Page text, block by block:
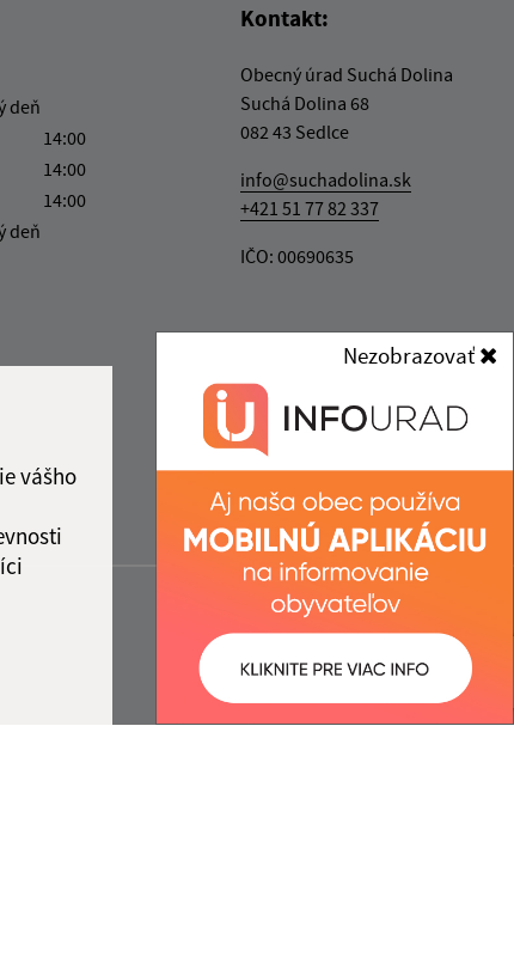
vášho
Nezobrazovať
deň
14:00
14:00
14:00
deň
Kontakt:
Obecný úrad Suchá Dolina
Suchá Dolina 68
082 43 Sedlce
info@suchadolina.sk
+421 51 77 82 337
IČO: 00690635